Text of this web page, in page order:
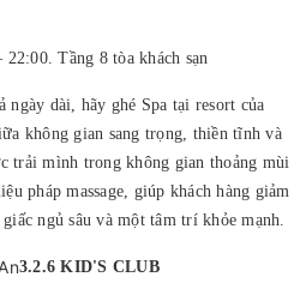
Tầng 8 tòa khách sạn
ngày dài, hãy ghé Spa tại resort của
không gian sang trọng, thiền tĩnh và
trải mình trong không gian thoảng mùi
pháp massage, giúp khách hàng giảm
ngủ sâu và một tâm trí khỏe mạnh.
3.2.6 KID'S CLUB